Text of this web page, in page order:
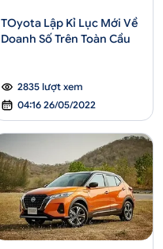
TOyota Lập Kỉ Lục Mới Về
Doanh Số Trên Toàn Cầu
2835 lượt xem
04:16 26/05/2022